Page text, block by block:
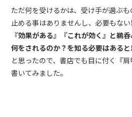
ただ何を受けるかは、受け手が選ぶも
止める事はありませんし、必要もない
『効果がある』『これが効く』と鵜
何をされるのか？を知る必要はある
と思ったので、書店でも目に付く『
書いてみました。